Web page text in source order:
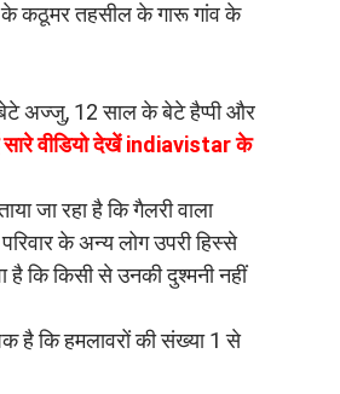
के कठूमर तहसील के गारू गांव के
अज्जु, 12 साल के बेटे हैप्पी और
वीडियो देखें indiavistar के
जा रहा है कि गैलरी वाला
के अन्य लोग उपरी हिस्से
है कि किसी से उनकी दुश्मनी नहीं
है कि हमलावरों की संख्या 1 से